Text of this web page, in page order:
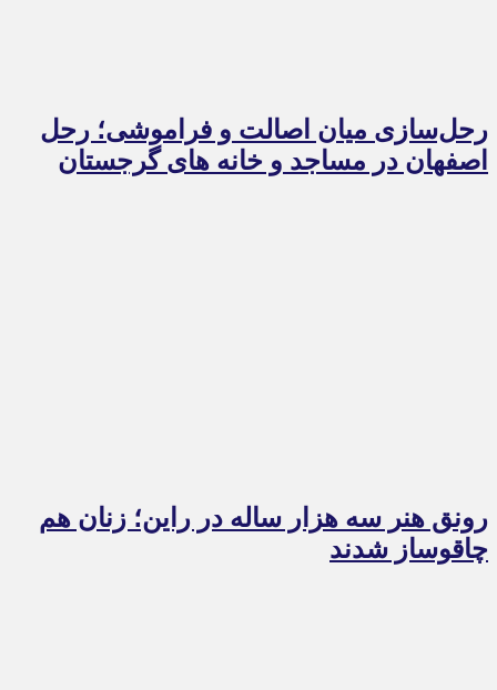
رحل‌سازی میان اصالت و فراموشی؛ رحل
اصفهان در مساجد و خانه های گرجستان
رونق هنر سه هزار ساله در راین؛ زنان هم
چاقوساز شدند